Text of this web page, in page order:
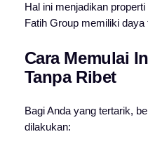
Hal ini menjadikan
Fatih Group memiliki
Cara Memulai
Tanpa Ribet
Bagi Anda yang tertarik,
dilakukan: